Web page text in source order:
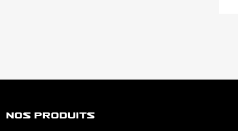
Nos Produits